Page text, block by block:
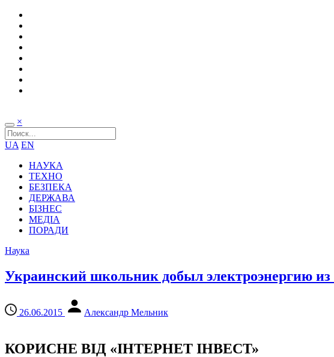
×
UA EN
НАУКА
ТЕХНО
БЕЗПЕКА
ДЕРЖАВА
БІЗНЕС
МЕДІА
ПОРАДИ
Наука
Украинский школьник добыл электроэнергию
26.06.2015 Александр Мельник
КОРИСНЕ ВІД «ІНТЕРНЕТ ІНВЕСТ»